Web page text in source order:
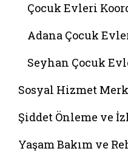
Çocuk Evleri
Adana Çocuk
Seyhan Çocuk
Sosyal Hizmet
Şiddet Önleme ve
Yaşam Bakım ve